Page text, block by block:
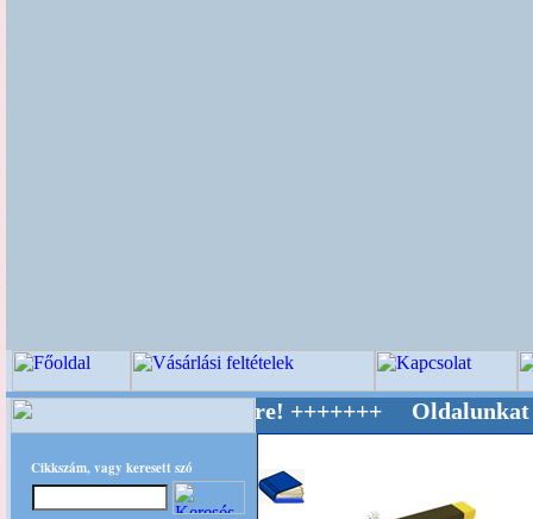
Cikkszám, vagy keresett szó
Világ Mestere! +++++++ Oldalunkat